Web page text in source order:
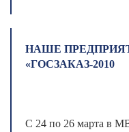
НАШЕ
«ГОСЗАКАЗ-2010
С 24 по 26 марта в